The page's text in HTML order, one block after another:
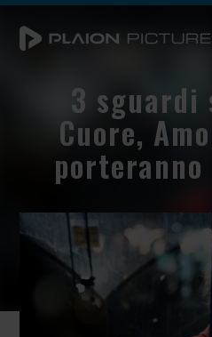
3 sguardi
Cuore,